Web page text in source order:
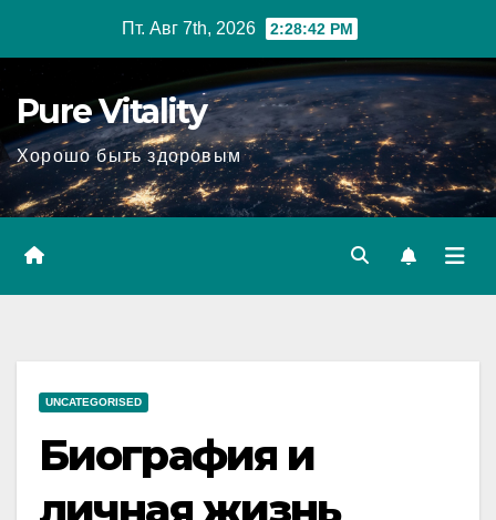
Пт. Авг 7th, 2026 2:28:43 PM
Pure Vitality
Хорошо быть здоровым
UNCATEGORISED
Биография и
личная жизнь